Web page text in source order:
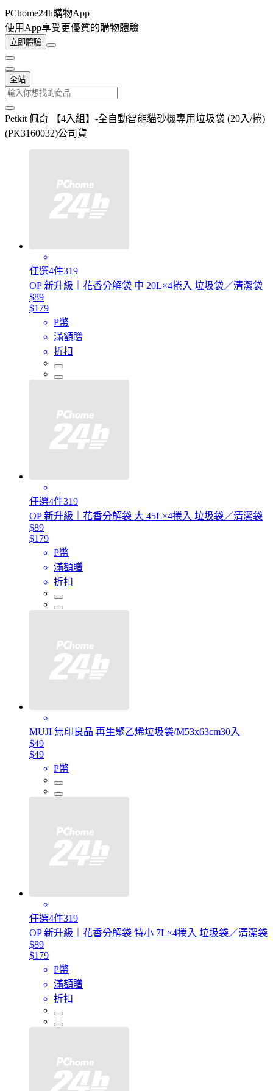
PChome24h購物App
使用App享受更優質的購物體驗
立即體驗
全站
Petkit 佩奇 【4入組】-全自動智能貓砂機專用垃圾袋 (20入/捲)
(PK3160032)公司貨
任選4件319
OP 新升級｜花香分解袋 中 20L×4捲入 垃圾袋／清潔袋
$89
$179
P幣
滿額贈
折扣
任選4件319
OP 新升級｜花香分解袋 大 45L×4捲入 垃圾袋／清潔袋
$89
$179
P幣
滿額贈
折扣
MUJI 無印良品 再生聚乙烯垃圾袋/M53x63cm30入
$49
$49
P幣
任選4件319
OP 新升級｜花香分解袋 特小 7L×4捲入 垃圾袋／清潔袋
$89
$179
P幣
滿額贈
折扣